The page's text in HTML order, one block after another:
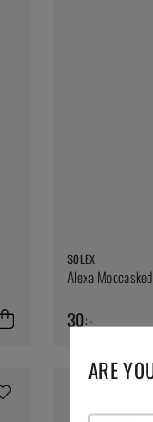
SOLEX
Alexa
30:-
ARE